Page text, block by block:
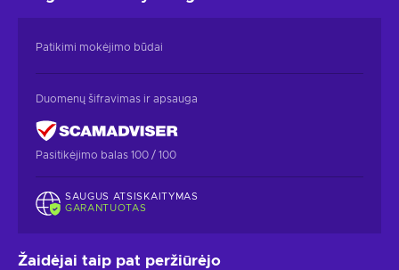
Patikimi mokėjimo būdai
Duomenų šifravimas ir apsauga
Pasitikėjimo balas 100 / 100
SAUGUS ATSISKAITYMAS
GARANTUOTAS
Žaidėjai taip pat peržiūrėjo